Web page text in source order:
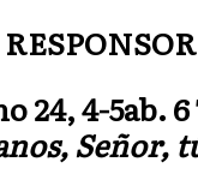
24, 4-5ab.
Señor,